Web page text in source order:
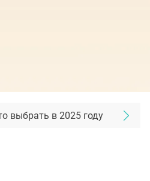
выбрать в 2025 году